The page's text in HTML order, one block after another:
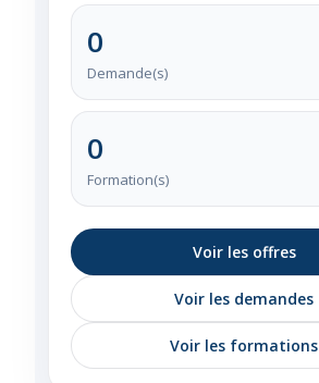
0
Demande(s)
0
Formation(s)
Voir les offres
Voir les demandes
Voir les formations